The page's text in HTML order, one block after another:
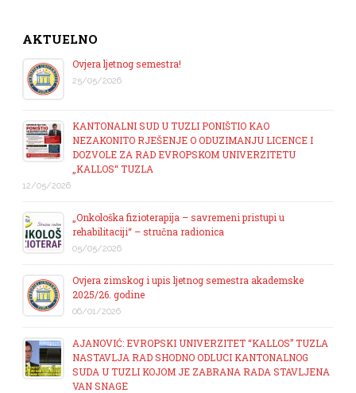
AKTUELNO
Ovjera ljetnog semestra!
25/05/2026
KANTONALNI SUD U TUZLI PONIŠTIO KAO
NEZAKONITO RJEŠENJE O ODUZIMANJU LICENCE I
DOZVOLE ZA RAD EVROPSKOM UNIVERZITETU
„KALLOS“ TUZLA
12/05/2026
„Onkološka fizioterapija – savremeni pristupi u
rehabilitaciji“ – stručna radionica
05/05/2026
Ovjera zimskog i upis ljetnog semestra akademske
2025/26. godine
06/01/2026
AJANOVIĆ: EVROPSKI UNIVERZITET “KALLOS” TUZLA
NASTAVLJA RAD SHODNO ODLUCI KANTONALNOG
SUDA U TUZLI KOJOM JE ZABRANA RADA STAVLJENA
VAN SNAGE